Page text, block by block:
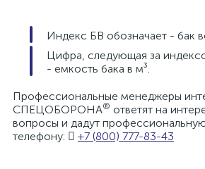
Индекс БВ обозначает - бак
Цифра, следующая за
- емкость бака в м³.
Профессиональные менеджеры
СПЕЦОБОРОНА® ответят на
вопросы и дадут
телефону:
+7 (800) 777-83-43